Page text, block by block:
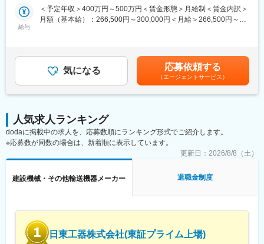
・9:00 返却機械の点検・整備
・12:00 昼休憩
■入社後の流れ
入社後は先輩社員とのOJTを通じて業務を習得いただきます。約3
してスタート可能です。
また、床上操作式クレーンや玉掛などの資格は会社全額負担で取
得できます。
■残業が少ない理由
(2)取引先にレンタル機械の返却を早めてもらうよう協力をいただ
変更の範囲：会社の定める業務
会社等を対象にコベルコ建機製の建設機械を販売します。
・顧客属性：既存のお客様が中心になる為、買い替えの提案がメ
ますが概ね数十台を個人目標に販売台数が割り振られます。
・商材：油圧ショベルをメインに、ホイールローダや用途別専用
機（建物解体機、自動車解体機、資源リサイクル用機械、林業用
◇ICT建機：https://www.kobelco-kenki.co.jp/pickup/horunavi/
■入社後について：
まずは先輩社員と同行し、OJTを通して教育していきます。その
め、裁量もって営業活動を行っていただきます。
■働き方：
給与
＜予定年収＞400万円～500万円＜賃金形態＞月給制＜賃金内訳＞
月額（基本給）：266,500円～300,000円＜月給＞266,500円～
考を通じて上下する可能性があります。月給(月額)は固定手当を含
めた表記です。
気になる 応募依頼する
（エージェントサービス）
人気求人ランキング
dodaに掲載中の求人を、応募数順にランキング形式でご紹介します。
※応募数が同数の場合は、新着順に表示しています。
更新日： 2026/8/8（土）
建設機械・その他輸送機器メーカー 退職金制度
日東工器株式会社(東証プライム上場)